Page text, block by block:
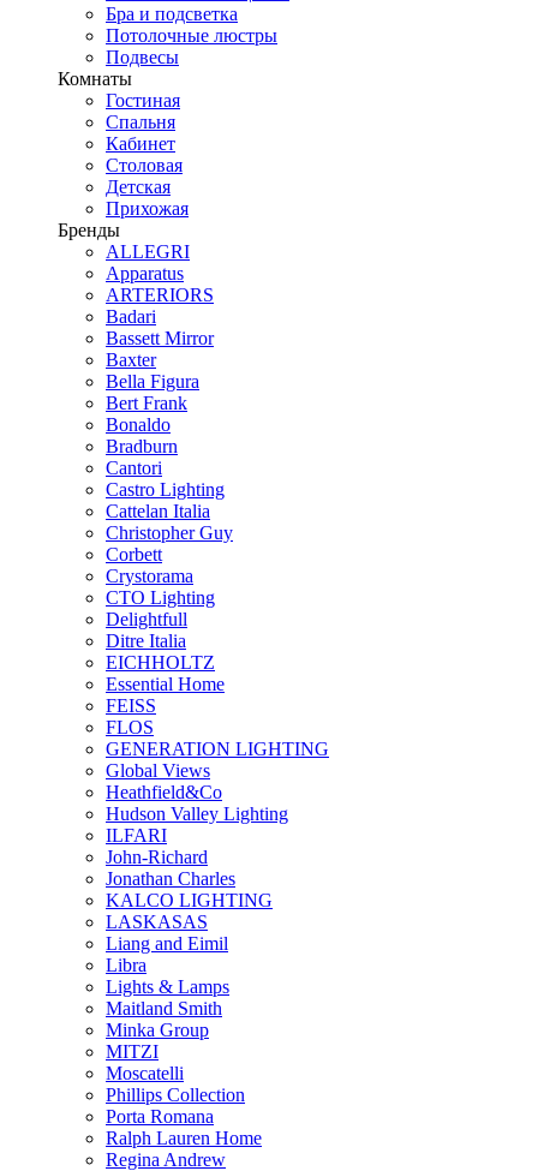
Бра и подсветка
Потолочные люстры
Подвесы
Комнаты
Гостиная
Спальня
Кабинет
Столовая
Детская
Прихожая
Бренды
ALLEGRI
Apparatus
ARTERIORS
Badari
Bassett Mirror
Baxter
Bella Figura
Bert Frank
Bonaldo
Bradburn
Cantori
Castro Lighting
Cattelan Italia
Christopher Guy
Corbett
Crystorama
CTO Lighting
Delightfull
Ditre Italia
EICHHOLTZ
Essential Home
FEISS
FLOS
GENERATION LIGHTING
Global Views
Heathfield&Co
Hudson Valley Lighting
ILFARI
John-Richard
Jonathan Charles
KALCO LIGHTING
LASKASAS
Liang and Eimil
Libra
Lights & Lamps
Maitland Smith
Minka Group
MITZI
Moscatelli
Phillips Collection
Porta Romana
Ralph Lauren Home
Regina Andrew